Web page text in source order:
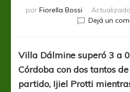
por Fiorella Bossi
Dejá un
Villa Dálmine superó 3 a
Córdoba con dos tantos
partido, Ijiel Protti